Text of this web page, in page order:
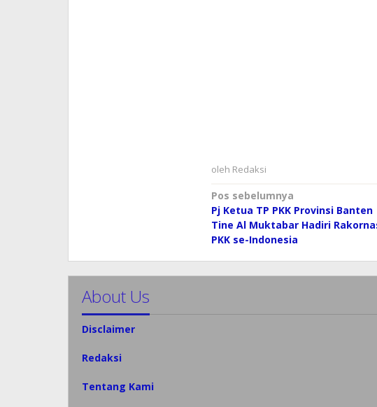
oleh Redaksi
Navigasi
pos
Pos sebelumnya
Pj Ketua TP PKK Provinsi Banten
Tine Al Muktabar Hadiri
PKK se-Indonesia
About Us
Disclaimer
Redaksi
Tentang Kami